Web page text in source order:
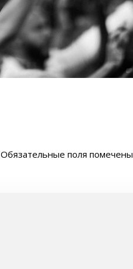
Обязательные поля помечены